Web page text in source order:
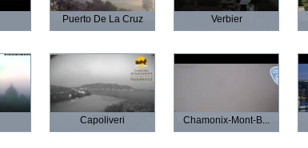
Puerto De La Cruz Verbier
Capoliveri Chamonix-Mont-B...